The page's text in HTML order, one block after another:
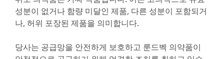
성분이 없거나 함량 미달인 제품, 다른 성분이 포함되거
나, 허위 포장된 제품을 의미합니다.
당사는 공급망을 안전하게 보호하고 룬드벡 의약품이